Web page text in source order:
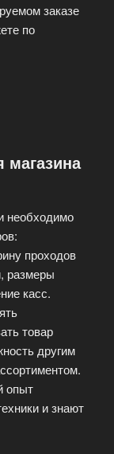
заказе
по
магазина
необходимо
проходов
размеры
касс.
товар
другим
опыт
и знают